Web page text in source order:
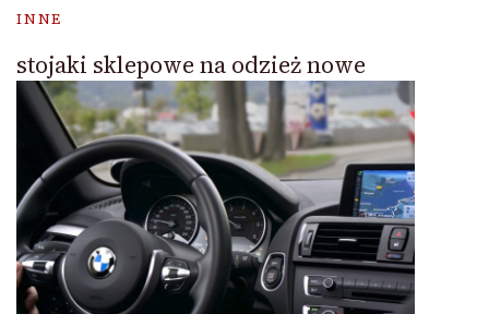
INNE
stojaki sklepowe na odzież nowe